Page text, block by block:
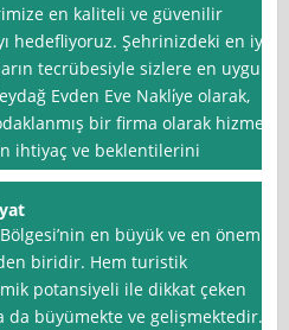
en kaliteli ve güvenilir
hedefliyoruz. Şehrinizdeki en iyi
tecrübesiyle sizlere en uygun
Evden Eve Nakli̇ye olarak,
bir firma olarak hizmet
ihtiyaç ve beklentilerini
en büyük ve en önemli
biridir. Hem turistik
potansiyeli ile dikkat çeken
da büyümekte ve gelişmektedir.